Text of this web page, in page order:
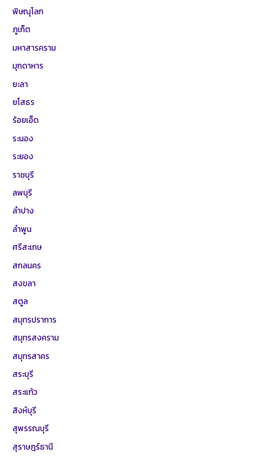
พิษณุโลก
ภูเก็ต
มหาสารคราม
มุกดาหาร
ยะลา
ยโสธร
ร้อยเอ็ด
ระนอง
ระยอง
ราชบุรี
ลพบุรี
ลำปาง
ลำพูน
ศรีสะเกษ
สกลนคร
สงขลา
สตูล
สมุทรปราการ
สมุทรสงคราม
สมุทรสาคร
สระบุรี
สระแก้ว
สิงห์บุรี
สุพรรณบุรี
สุราษฎร์ธานี